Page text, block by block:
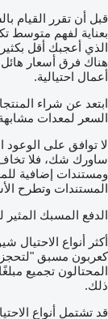
قبل أن تقرر القيام
بعناية لفهم متوسط
الذي أعجبك أقل
هناك فرق أسعار
أعمال احتيالية.
ابتعد عن شراء
السعر لمعدات
لا توافق على الوعود
ساورك شك، فلا
ومستندات إضافية
المستندات وتطرح
الدفع المسبك
أكثر أنواع الاحتيال
كعربون مسبق
المحتالون تجميع
ذلك.
قد تشتمل أنواع